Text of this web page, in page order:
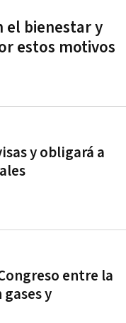
el bienestar y
estos motivos
y obligará a
entre la
y